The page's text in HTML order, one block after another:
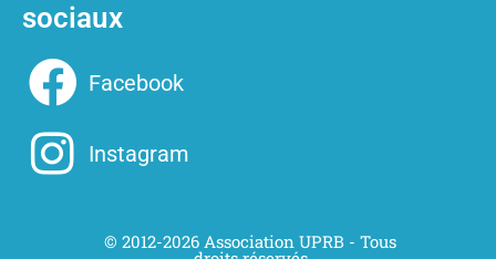
sociaux
Facebook
Instagram
© 2012-2026 Association UPRB - Tous